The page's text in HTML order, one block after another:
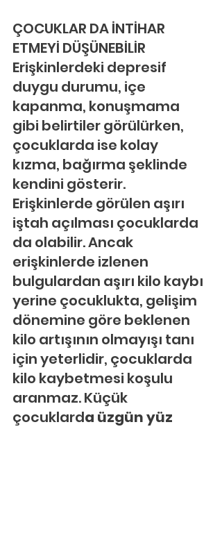
ÇOCUKLAR DA İNTİHAR
ETMEYİ DÜŞÜNEBİLİR
Erişkinlerdeki depresif
duygu durumu, içe
kapanma, konuşmama
gibi belirtiler görülürken,
çocuklarda ise kolay
kızma, bağırma şeklinde
kendini gösterir.
Erişkinlerde görülen aşırı
iştah açılması çocuklarda
da olabilir. Ancak
erişkinlerde izlenen
bulgulardan aşırı kilo kaybı
yerine çocuklukta, gelişim
dönemine göre beklenen
kilo artışının olmayışı tanı
için yeterlidir, çocuklarda
kilo kaybetmesi koşulu
aranmaz. Küçük
çocuklarda üzgün yüz